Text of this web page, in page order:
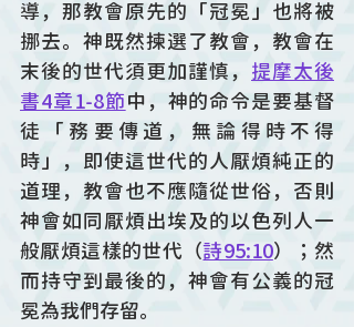
導，那教會原先的「冠冕」也將被
挪去。神既然揀選了教會，教會在
末後的世代須更加謹慎， 提摩太後
書4章1-8節中，神的命令是要基督
徒「務要傳道，無論得時不得
時」，即使這世代的人厭煩純正的
道理，教會也不應隨從世俗，否則
神會如同厭煩出埃及的以色列人一
般厭煩這樣的世代（詩95:10）；然
而持守到最後的，神會有公義的冠
冕為我們存留。